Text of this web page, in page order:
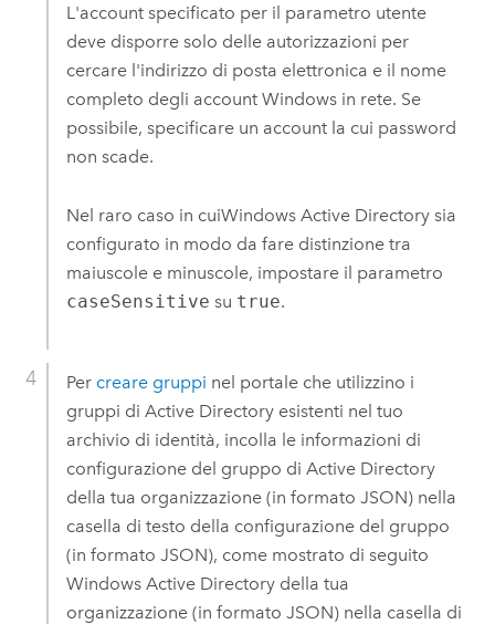
L'account specificato per il parametro utente
deve disporre solo delle autorizzazioni per
cercare l'indirizzo di posta elettronica e il nome
completo degli account Windowsin rete. Se
possibile, specificare un account la cui password
non scade.
Nel raro caso in cuiWindowsActive Directory sia
configurato in modo da fare distinzione tra
maiuscole e minuscole, impostare il parametro
caseSensitive su true.
Per creare gruppi nel portale che utilizzino i
gruppi di Active Directory esistenti nel tuo
archivio di identità, incolla le informazioni di
configurazione del gruppo di Active Directory
della tua organizzazione (in formato JSON) nella
casella di testo della configurazione del gruppo
(in formato JSON), come mostrato di seguito
WindowsActive Directory della tua
organizzazione (in formato JSON) nella casella di